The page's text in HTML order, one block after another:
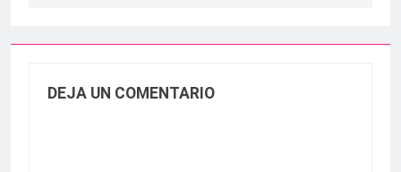
DEJA UN COMENTARIO